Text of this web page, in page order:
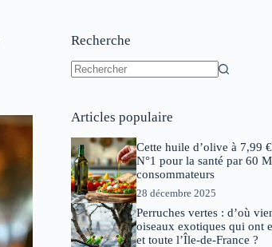
Recherche
Articles populaire
Cette huile d’olive à 7,99
N°1 pour la santé par 60
consommateurs
28 décembre 2025
Perruches vertes : d’où
oiseaux exotiques qui ont
et toute l’Île-de-France ?